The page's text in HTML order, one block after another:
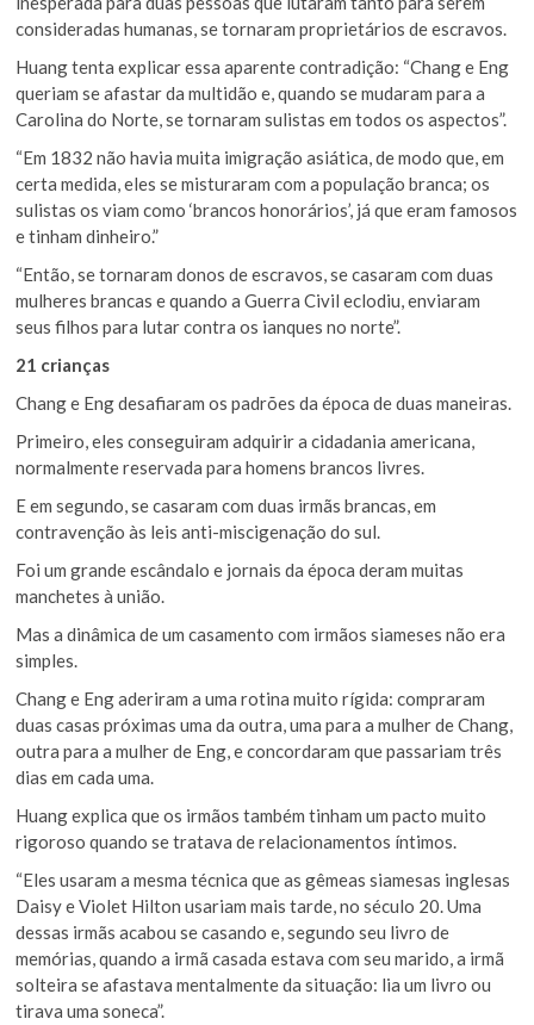
consideradas humanas, se tornaram proprietários de escravos.
Huang tenta explicar essa aparente contradição: “Chang e Eng
queriam se afastar da multidão e, quando se mudaram para a
Carolina do Norte, se tornaram sulistas em todos os aspectos”.
“Em 1832 não havia muita imigração asiática, de modo que, em
certa medida, eles se misturaram com a população branca; os
sulistas os viam como ‘brancos honorários’, já que eram famosos
e tinham dinheiro.”
“Então, se tornaram donos de escravos, se casaram com duas
mulheres brancas e quando a Guerra Civil eclodiu, enviaram
seus filhos para lutar contra os ianques no norte”.
21 crianças
Chang e Eng desafiaram os padrões da época de duas maneiras.
Primeiro, eles conseguiram adquirir a cidadania americana,
normalmente reservada para homens brancos livres.
E em segundo, se casaram com duas irmãs brancas, em
contravenção às leis anti-miscigenação do sul.
Foi um grande escândalo e jornais da época deram muitas
manchetes à união.
Mas a dinâmica de um casamento com irmãos siameses não era
simples.
Chang e Eng aderiram a uma rotina muito rígida: compraram
duas casas próximas uma da outra, uma para a mulher de Chang,
outra para a mulher de Eng, e concordaram que passariam três
dias em cada uma.
Huang explica que os irmãos também tinham um pacto muito
rigoroso quando se tratava de relacionamentos íntimos.
“Eles usaram a mesma técnica que as gêmeas siamesas inglesas
Daisy e Violet Hilton usariam mais tarde, no século 20. Uma
dessas irmãs acabou se casando e, segundo seu livro de
memórias, quando a irmã casada estava com seu marido, a irmã
solteira se afastava mentalmente da situação: lia um livro ou
tirava uma soneca”.